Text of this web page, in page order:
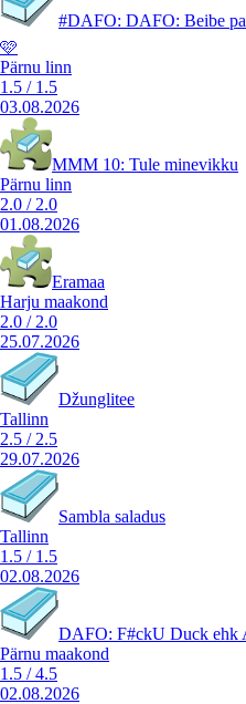
#DAFO: DAFO: Beibe
🩷
Pärnu linn
1.5 / 1.5
03.08.2026
MMM 10: Tule minevikku
Pärnu linn
2.0 / 2.0
01.08.2026
Eramaa
Harju maakond
2.0 / 2.0
25.07.2026
Džunglitee
Tallinn
2.5 / 2.5
29.07.2026
Sambla saladus
Tallinn
1.5 / 1.5
02.08.2026
DAFO: F#ckU Duck ehk
Pärnu maakond
1.5 /4.5
02.08.2026